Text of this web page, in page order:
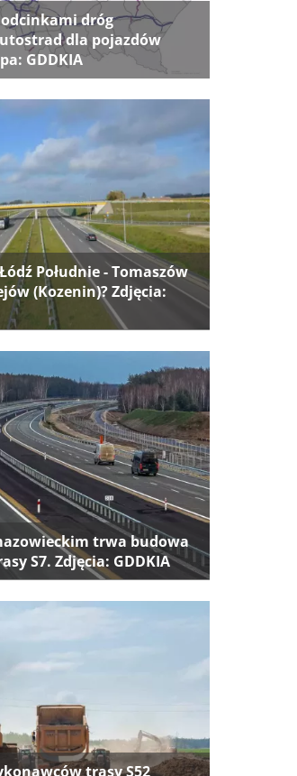
dróg
dla pojazdów
GDDKIA
Południe - Tomaszów
(Kozenin)? Zdjęcia:
trwa budowa
S7. Zdjęcia: GDDKIA
trasy S52